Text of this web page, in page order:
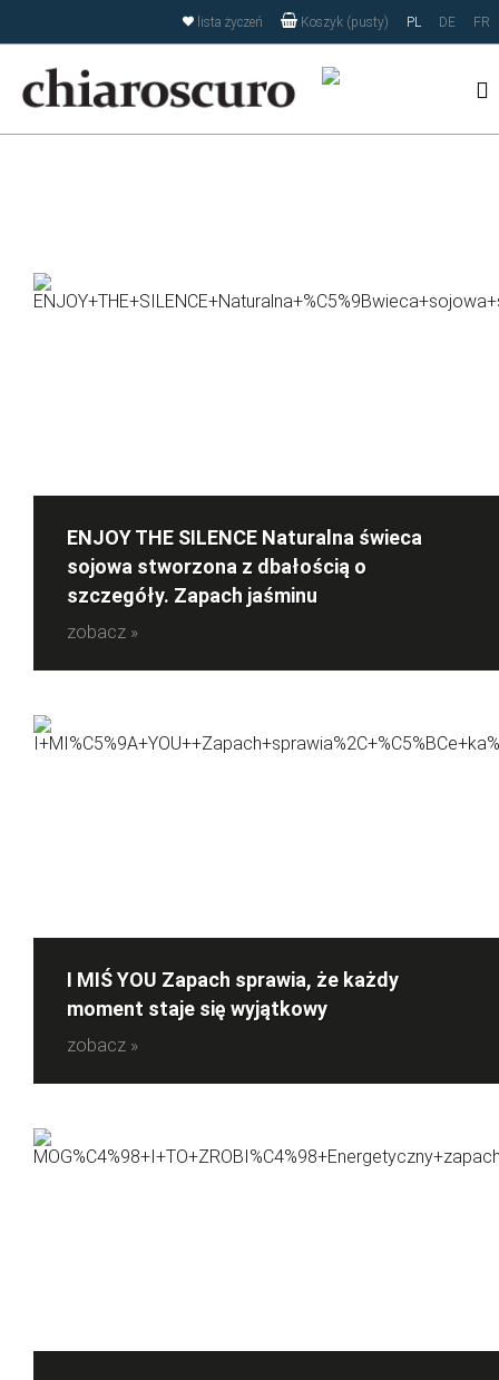
Strona korzysta z plików cookies w celu realizacji usług i
Polityką Plików Cookies orazRODO. Możesz określić
Twojej przeglądarce.
lista życzeń Koszyk (pusty) PL DE FR
ENJOY THE SILENCE Naturalna świeca
sojowa stworzona z dbałością o
szczegóły. Zapach jaśminu
zobacz »
I MIŚ YOU Zapach sprawia, że każdy
moment staje się wyjątkowy
zobacz »